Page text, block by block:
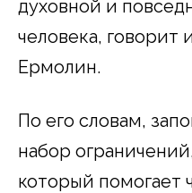
духовной и
человека, говорит
Ермолин.
По его словам,
набор
который помогает